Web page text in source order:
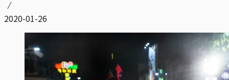
2020-01-26